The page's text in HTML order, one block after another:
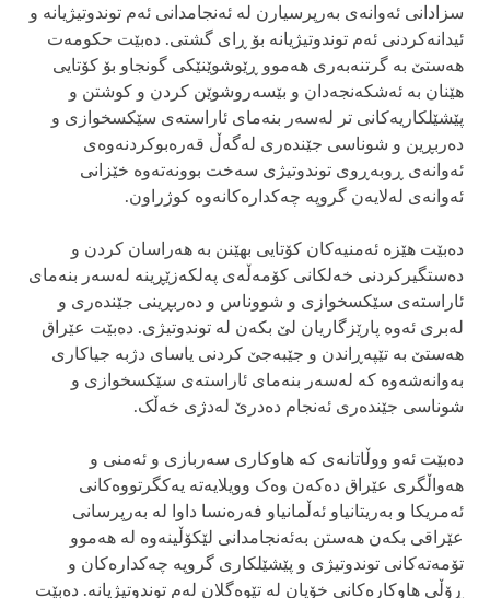
سزادانی ئەوانەی بەرپرسیارن لە ئەنجامدانی ئەم توندوتیژیانە و
ئیدانەکردنی ئەم توندوتیژیانە بۆ ڕای گشتی. دەبێت حکومەت
هەستێ بە گرتنەبەری هەموو ڕێوشوێنێکی گونجاو بۆ کۆتایی
هێنان بە ئەشکەنجەدان و بێسەروشوێن کردن و کوشتن و
پێشێلکاریەکانی تر لەسەر بنەمای ئاراستەی سێکسخوازی و
دەربڕین و شوناسی جێندەری لەگەڵ قەرەبوکردنەوەی
ئەوانەی ڕوبەڕوی توندوتیژی سەخت بوونەتەوە خێزانی
ئەوانەی لەلایەن گروپە چەکدارەکانەوە کوژراون.
دەبێت هێزە ئەمنیەکان کۆتایی بهێنن بە هەراسان کردن و
دەستگیرکردنی خەلکانی کۆمەڵەی پەلکەزێڕینە لەسەر بنەمای
ئاراستەی سێکسخوازی و شووناس و دەربڕینی جێندەری و
لەبری ئەوە پارێزگاریان لێ بکەن لە توندوتیژی. دەبێت عێراق
هەستێ بە تێپەڕاندن و جێبەجێ کردنی یاسای دژبە جیاکاری
بەوانەشەوە کە لەسەر بنەمای ئاراستەی سێکسخوازی و
شوناسی جێندەری ئەنجام دەدرێ لەدژی خەڵک.
دەبێت ئەو ووڵاتانەی کە هاوکاری سەربازی و ئەمنی و
هەواڵگری عێراق دەکەن وەک وویلایەتە یەکگرتووەکانی
ئەمریکا و بەریتانیاو ئەڵمانیاو فەرەنسا داوا لە بەرپرسانی
عێراقی بکەن هەستن بەئەنجامدانی لێکۆڵینەوە لە هەموو
تۆمەتەکانی توندوتیژی و پێشێلکاری گروپە چەکدارەکان و
ڕۆڵی هاوکارەکانی خۆیان لە تێوەگلان لەم توندوتیژیانە. دەبێت